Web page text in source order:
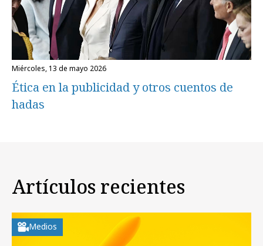
miércoles, 13 de mayo 2026
Ética en la publicidad y otros cuentos de
hadas
Artículos recientes
Medios